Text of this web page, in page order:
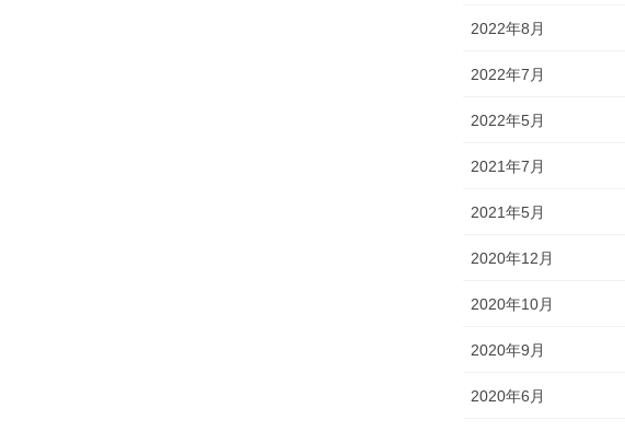
2022年8月
2022年7月
2022年5月
2021年7月
2021年5月
2020年12月
2020年10月
2020年9月
2020年6月